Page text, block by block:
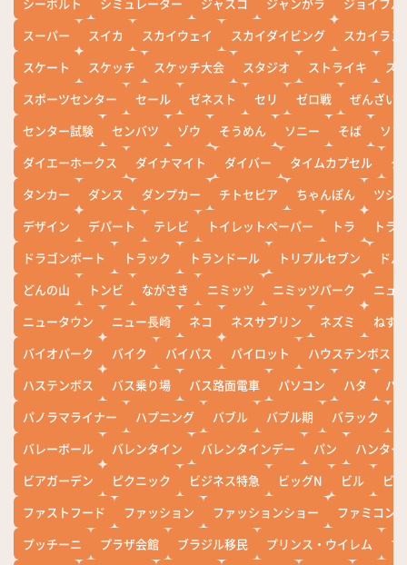
シーボルト
シミュレーター ジャスコ ジャンがラ
ジョイフル
スーパー
スイカ スカイウェイ スカイダイビング
スカイラン
スケート
スケッチ スケッチ大会 スタジオ ストライキ
ス
スポーツセンター
セール ゼネスト セリ ゼロ戦
ぜんざい
センター試験
センバツ ゾウ そうめん ソニー そば
ソ
ダイエーホークス
ダイナマイト ダイバー タイムカプセル
タ
タンカー
ダンス ダンプカー チトセピア ちゃんぽん
ツシ
デザイン
デパート テレビ トイレットペーパー トラ
トラ
ドラゴンボート
トラック トランドール トリプルセブン
ド
どんの山
トンビ ながさき ニミッツ ニミッツパーク
ニュ
ニュータウン
ニュー長崎 ネコ ネスサブリン ネズミ
ねず
バイオパーク
バイク バイパス パイロット
ハウステンボス
ハステンボス
バス乗り場 バス路面電車 パソコン ハタ
ハ
パノラマライナー
ハプニング バブル バブル期 バラック
バレーボール
バレンタイン バレンタインデー パン
ハンター
ビアガーデン
ピクニック ビジネス特急 ビッグN ビル
ビワ
ファストフード
ファッション ファッションショー
ファミコン
プッチーニ
プラザ会館 ブラジル移民 プリンス・ウイレム ブ